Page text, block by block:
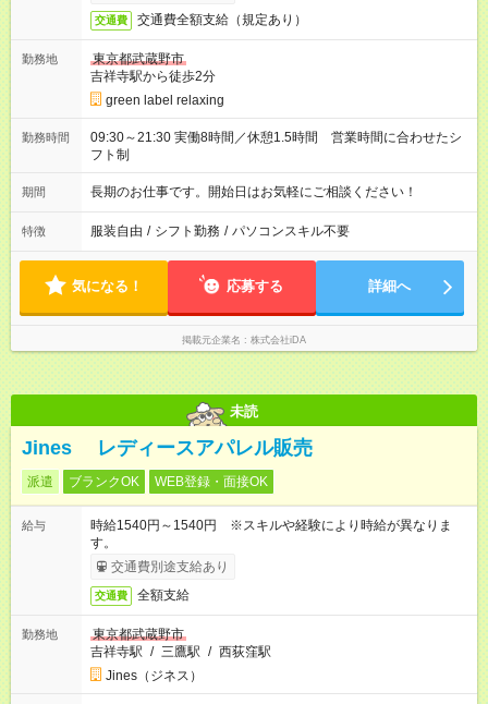
交通費 交通費全額支給（規定あり）
勤務地
東京都武蔵野市
吉祥寺駅から徒歩2分
green label relaxing
勤務時間
09:30～21:30 実働8時間／休憩1.5時間 営業時間に合わせたシ
フト制
期間 長期のお仕事です。開始日はお気軽にご相談ください！
特徴 服装自由 / シフト勤務 / パソコンスキル不要
気になる！ 応募する 詳細へ
掲載元企業名 株式会社iDA
未読
Jines レディースアパレル販売
派遣 ブランクOK WEB登録・面接OK
給与
時給1540円～1540円 ※スキルや経験により時給が異なりま
す。
交通費別途支給あり
交通費 全額支給
勤務地
東京都武蔵野市
吉祥寺駅 / 三鷹駅 / 西荻窪駅
Jines（ジネス）